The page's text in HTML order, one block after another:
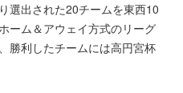
選出された20チームを東西10
ーム＆アウェイ方式のリーグ
勝利したチームには高円宮杯